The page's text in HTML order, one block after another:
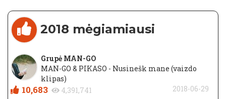
2018 mėgiamiausi
Grupė MAN-GO
MAN-GO & PIKASO - Nusinešk mane (vaizdo
klipas)
10,683 4,391,741
2018-06-29